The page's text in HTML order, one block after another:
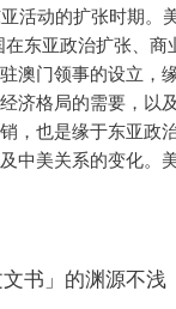
活动的扩张时期。
在东亚政治扩张、
澳门领事的设立，
济格局的需要，以
，也是缘于东亚政
中美关系的变化。
书」的渊源不浅